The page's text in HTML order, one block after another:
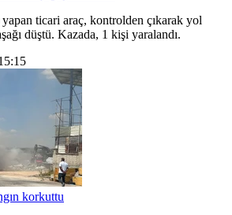
ticari araç, kontrolden çıkarak yol
düştü. Kazada, 1 kişi yaralandı.
korkuttu